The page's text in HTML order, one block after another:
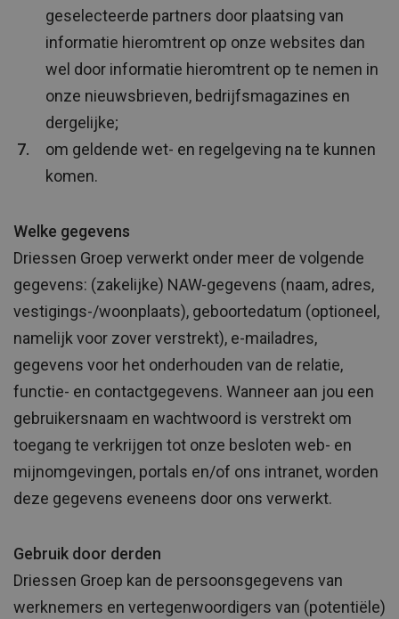
geselecteerde partners door plaatsing van
informatie hieromtrent op onze websites dan
wel door informatie hieromtrent op te nemen in
onze nieuwsbrieven, bedrijfsmagazines en
dergelijke;
om geldende wet- en regelgeving na te kunnen
komen.
Welke gegevens
Driessen Groep verwerkt onder meer de volgende
gegevens: (zakelijke) NAW-gegevens (naam, adres,
vestigings-/woonplaats), geboortedatum (optioneel,
namelijk voor zover verstrekt), e-mailadres,
gegevens voor het onderhouden van de relatie,
functie- en contactgegevens. Wanneer aan jou een
gebruikersnaam en wachtwoord is verstrekt om
toegang te verkrijgen tot onze besloten web- en
mijnomgevingen, portals en/of ons intranet, worden
deze gegevens eveneens door ons verwerkt.
Gebruik door derden
Driessen Groep kan de persoonsgegevens van
werknemers en vertegenwoordigers van (potentiële)